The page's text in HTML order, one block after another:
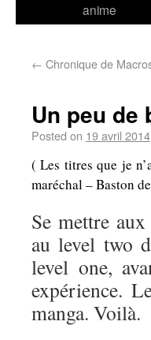
anime
← Chronique de
Un peu de
Posted on 19 avril 2014
( Les titres que je
maréchal – Baston
Se mettre
au level two
level one,
expérience.
manga. Voilà.